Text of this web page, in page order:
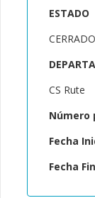
ESTADO
CERRADO
CS Rute
Número
Fecha
Fecha